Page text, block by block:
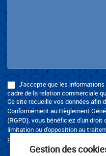
J'accepte que les
cadre de la relation commerciale
Ce site recueille vos données afin
Conformément au Règlement
(RGPD), vous bénéficiez d'un
limitation ou d'opposition au
plus, merci de consulter la page
Gestion des